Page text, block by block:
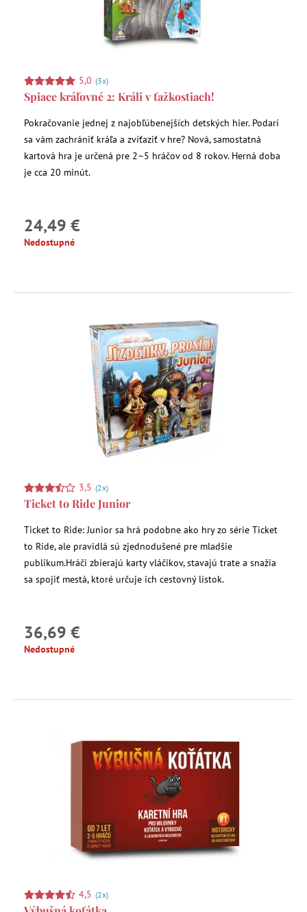
5,0 (3x)
Spiace kráľovné 2: Králi v ťažkostiach!
Pokračovanie jednej z najobľúbenejších detských hier. Podarí
sa vám zachrániť kráľa a zvíťaziť v hre? Nová, samostatná
kartová hra je určená pre 2–5 hráčov od 8 rokov. Herná doba
je cca 20 minút.
24,49 €
Nedostupné
3,5 (2x)
Ticket to Ride Junior
Ticket to Ride: Junior sa hrá podobne ako hry zo série Ticket
to Ride, ale pravidlá sú zjednodušené pre mladšie
publikum.Hráči zbierajú karty vláčikov, stavajú trate a snažia
sa spojiť mestá, ktoré určuje ich cestovný lístok.
36,69 €
Nedostupné
4,5 (2x)